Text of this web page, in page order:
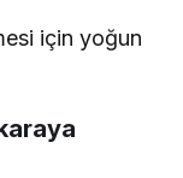
için yoğun